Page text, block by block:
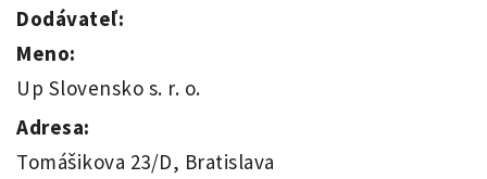
Dodávateľ:
Meno:
Up Slovensko s. r. o.
Adresa:
Tomášikova 23/D, Bratislava